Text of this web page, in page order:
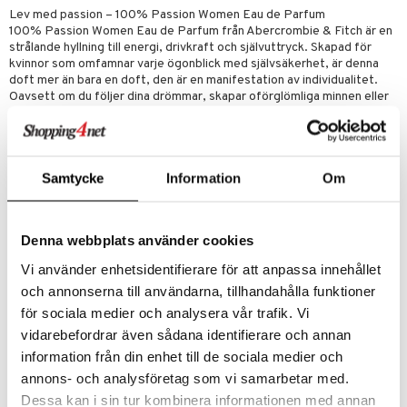
Samtycke Information Om
Denna webbplats använder cookies
Vi använder enhetsidentifierare för att anpassa innehållet
och annonserna till användarna, tillhandahålla funktioner
för sociala medier och analysera vår trafik. Vi
vidarebefordrar även sådana identifierare och annan
information från din enhet till de sociala medier och
annons- och analysföretag som vi samarbetar med.
Dessa kan i sin tur kombinera informationen med annan
Lev med passion – 100% Passion Women Eau de Parfum
100% Passion Women Eau de Parfum från Abercrombie & Fitch är en
strålande hyllning till energi, drivkraft och självuttryck. Skapad för
kvinnor som omfamnar varje ögonblick med självsäkerhet, är denna
doft mer än bara en doft, den är en manifestation av individualitet.
Oavsett om du följer dina drömmar, skapar oförglömliga minnen eller
blommiga noter och varm amber.
spontanitet. Den fångar spänningen i det okända, ambitionens kraft
och glädjen i att forma sin egen väg. 100% Passion handlar om att
omfamna varje känsla och upplevelse med ett öppet hjärta och låta
vara sig själv och utstrålar både självsäkerhet och värme i varje
Abercrombie & Fitch 100% Passion Women väcker sinnena med en
fängslande kombination av fruktiga blommiga toner och varm amber.
Saftigt vildpäron och strålande apelsinblomma skapar en lysande
öppning, som leder till ett förföriskt hjärta av fresia och jasmin. Dessa
delikata blommor tillför en mjuk men livfull elegans, som balanserar
självsäkerhet och grace. När doften utvecklas ger frisk amber och
krämig vanilj djup och en långvarig, förstärkande aura som är helt din
egen. Kontrasten mellan de ljusa toppnoterna, de finstämda